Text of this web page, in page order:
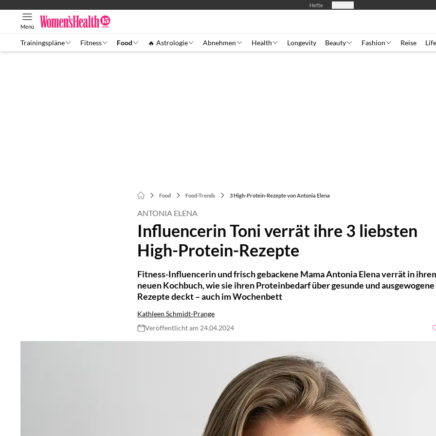
Hefte
Menü
Trainingspläne Fitness Food 🔥 Astrologie Abnehmen Health Longevity Beauty Fashion Reise Life
Food Food-Trends 3 High-Protein-Rezepte von Antonia Elena
ANTONIA ELENA
Influencerin Toni verrät ihre 3 liebsten
High-Protein-Rezepte
Fitness-Influencerin und frisch gebackene Mama Antonia Elena verrät in
neuen Kochbuch, wie sie ihren Proteinbedarf über gesunde und ausgewogene
Rezepte deckt – auch im Wochenbett
Kathleen Schmidt-Prange
Veröffentlicht am 24.04.2024